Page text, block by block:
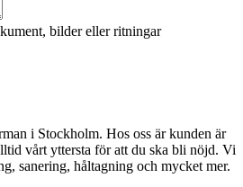
bilder eller ritningar
i Stockholm. Hos oss är kunden är
vårt yttersta för att du ska bli nöjd. Vi
sanering, håltagning och mycket mer.